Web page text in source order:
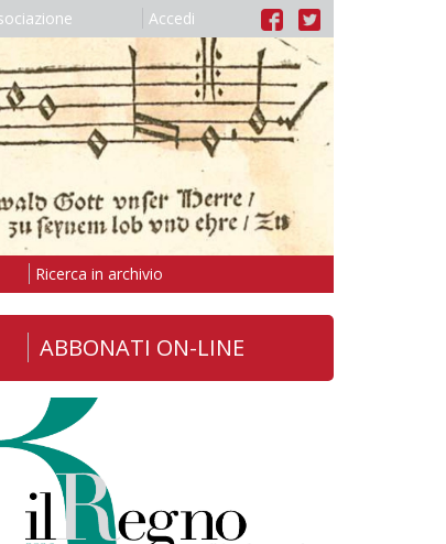
Accedi
Ricerca in archivio
ABBONATI ON-LINE